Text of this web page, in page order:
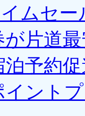
ムセー
片道最
泊予約
イント